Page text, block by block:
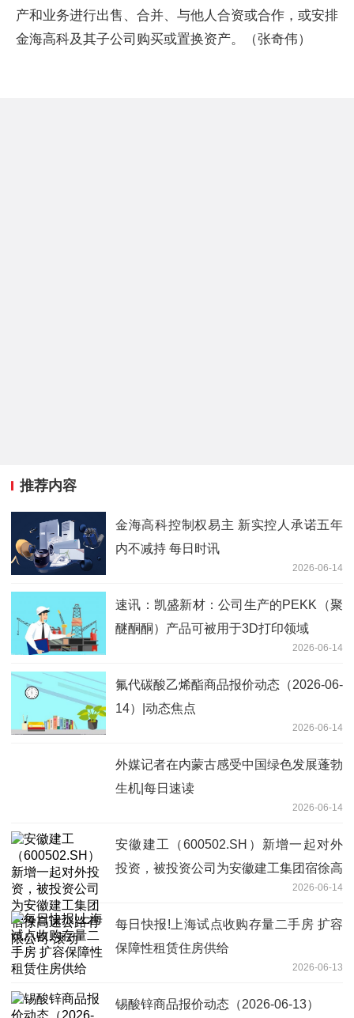
产和业务进行出售、合并、与他人合资或合作，或安排
金海高科及其子公司购买或置换资产。（张奇伟）
推荐内容
金海高科控制权易主 新实控人承诺五年
内不减持 每日时讯
2026-06-14
速讯：凯盛新材：公司生产的PEKK（聚
醚酮酮）产品可被用于3D打印领域
2026-06-14
氟代碳酸乙烯酯商品报价动态（2026-06-
14）|动态焦点
2026-06-14
外媒记者在内蒙古感受中国绿色发展蓬勃
生机|每日速读
2026-06-14
安徽建工（600502.SH）新增一起对外
投资，被投资公司为安徽建工集团宿徐高
2026-06-14
每日快报!上海试点收购存量二手房 扩容
保障性租赁住房供给
2026-06-13
锡酸锌商品报价动态（2026-06-13）